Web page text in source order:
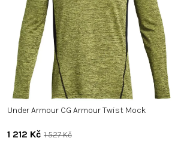
Under Armour CG Armour Twist Mock
1 212 Kč 1 527 Kč